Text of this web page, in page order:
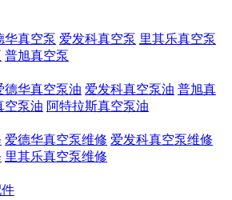
华真空泵 爱发科真空泵 里其乐真空泵
普旭真空泵
德华真空泵油 爱发科真空泵油 普旭真
空泵油 阿特拉斯真空泵油
爱德华真空泵维修 爱发科真空泵维修
里其乐真空泵维修